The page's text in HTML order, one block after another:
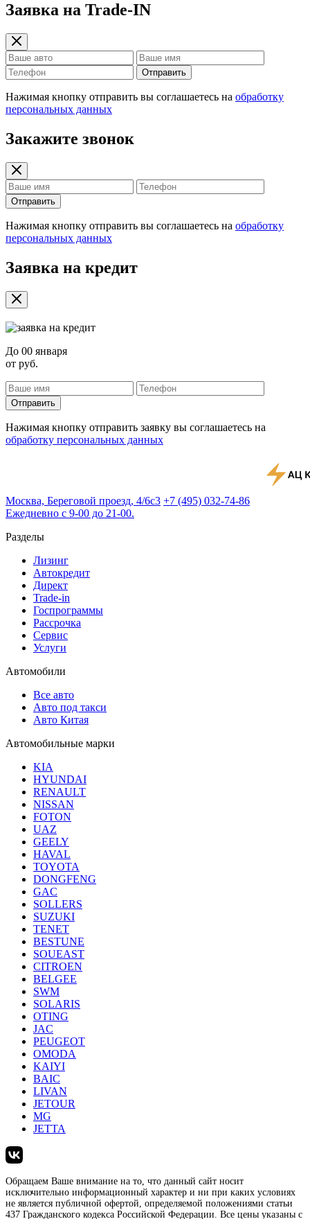
Заявка на Trade-IN
Отправить
Нажимая кнопку отправить вы соглашаетесь на обработку
персональных данных
Закажите звонок
Отправить
Нажимая кнопку отправить вы соглашаетесь на обработку
персональных данных
Заявка на кредит
До 00 января
от руб.
Отправить
Нажимая кнопку отправить заявку вы соглашаетесь на
обработку персональных данных
Москва, Береговой проезд, 4/6с3 +7 (495) 032-74-86
Ежедневно с 9-00 до 21-00.
Разделы
Лизинг
Автокредит
Директ
Trade-in
Госпрограммы
Рассрочка
Сервис
Услуги
Автомобили
Все авто
Авто под такси
Авто Китая
Автомобильные марки
KIA
HYUNDAI
RENAULT
NISSAN
FOTON
UAZ
GEELY
HAVAL
TOYOTA
DONGFENG
GAC
SOLLERS
SUZUKI
TENET
BESTUNE
SOUEAST
CITROEN
BELGEE
SWM
SOLARIS
OTING
JAC
PEUGEOT
OMODA
KAIYI
BAIC
LIVAN
JETOUR
MG
JETTA
Обращаем Ваше внимание на то, что данный сайт носит
исключительно информационный характер и ни при каких условиях
не является публичной офертой, определяемой положениями статьи
437 Гражданского кодекса Российской Федерации. Все цены указаны с